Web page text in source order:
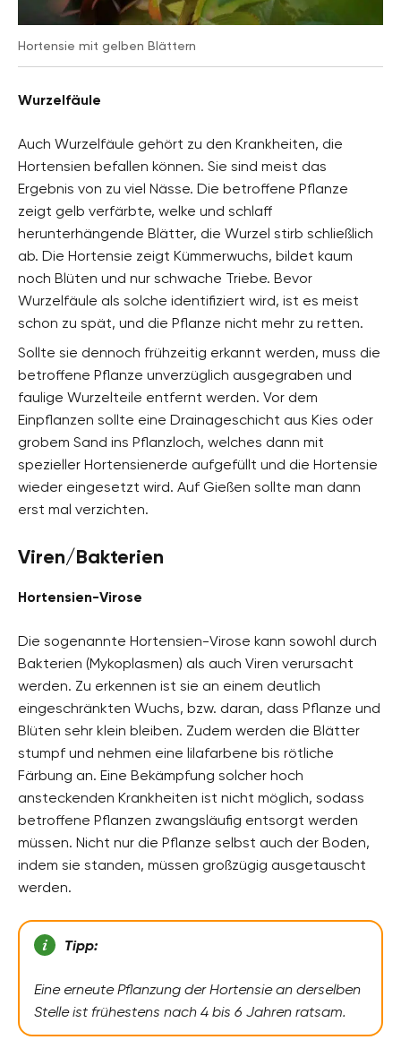
Hortensie mit gelben Blättern
Wurzelfäule
Auch Wurzelfäule gehört zu den Krankheiten, die
Hortensien befallen können. Sie sind meist das
Ergebnis von zu viel Nässe. Die betroffene Pflanze
zeigt gelb verfärbte, welke und schlaff
herunterhängende Blätter, die Wurzel stirb schließlich
ab. Die Hortensie zeigt Kümmerwuchs, bildet kaum
noch Blüten und nur schwache Triebe. Bevor
Wurzelfäule als solche identifiziert wird, ist es meist
schon zu spät, und die Pflanze nicht mehr zu retten.
Sollte sie dennoch frühzeitig erkannt werden, muss die
betroffene Pflanze unverzüglich ausgegraben und
faulige Wurzelteile entfernt werden. Vor dem
Einpflanzen sollte eine Drainageschicht aus Kies oder
grobem Sand ins Pflanzloch, welches dann mit
spezieller Hortensienerde aufgefüllt und die Hortensie
wieder eingesetzt wird. Auf Gießen sollte man dann
erst mal verzichten.
Viren/Bakterien
Hortensien-Virose
Die sogenannte Hortensien-Virose kann sowohl durch
Bakterien (Mykoplasmen) als auch Viren verursacht
werden. Zu erkennen ist sie an einem deutlich
eingeschränkten Wuchs, bzw. daran, dass Pflanze und
Blüten sehr klein bleiben. Zudem werden die Blätter
stumpf und nehmen eine lilafarbene bis rötliche
Färbung an. Eine Bekämpfung solcher hoch
ansteckenden Krankheiten ist nicht möglich, sodass
betroffene Pflanzen zwangsläufig entsorgt werden
müssen. Nicht nur die Pflanze selbst auch der Boden,
indem sie standen, müssen großzügig ausgetauscht
werden.
Tipp:
Eine erneute Pflanzung der Hortensie an derselben
Stelle ist frühestens nach 4 bis 6 Jahren ratsam.